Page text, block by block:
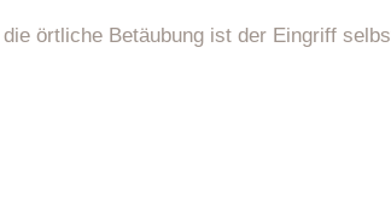
örtliche Betäubung ist der Eingriff